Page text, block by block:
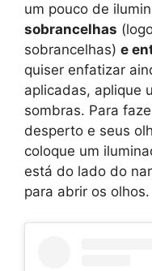
um pouco de
sobrancelhas
sobrancelhas) e
quiser enfatizar
aplicadas, aplique
sombras. Para
desperto e seus
coloque um
está do lado do
para abrir os olhos.